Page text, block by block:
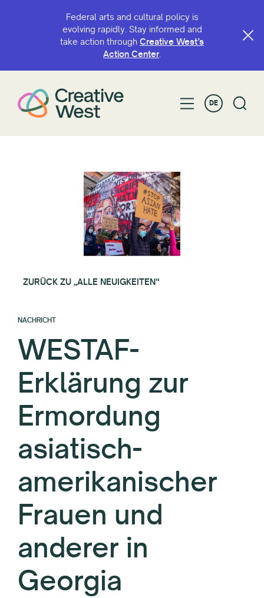
Federal arts and cultural policy is
evolving rapidly. Stay informed and
take action through Creative West’s
Action Center.
DE
ZURÜCK ZU „ALLE NEUIGKEITEN“
NACHRICHT
WESTAF-
Erklärung zur
Ermordung
asiatisch-
amerikanischer
Frauen und
anderer in
Georgia